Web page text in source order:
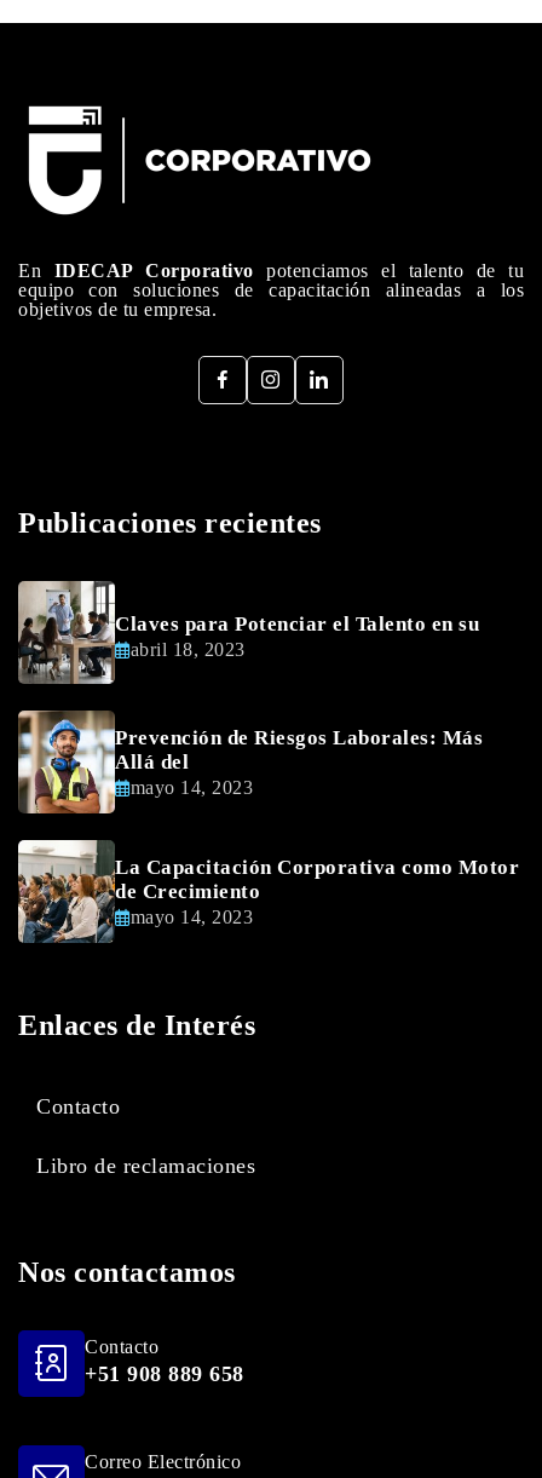
En IDECAP Corporativo potenciamos el talento de tu
equipo con soluciones de capacitación alineadas a los
objetivos de tu empresa.
Publicaciones recientes
Claves para Potenciar el Talento en su
abril 18, 2023
Prevención de Riesgos Laborales: Más
Allá del
mayo 14, 2023
La Capacitación Corporativa como Motor
de Crecimiento
mayo 14, 2023
Enlaces de Interés
Contacto
Libro de reclamaciones
Nos contactamos
Contacto
+51 908 889 658
Correo Electrónico